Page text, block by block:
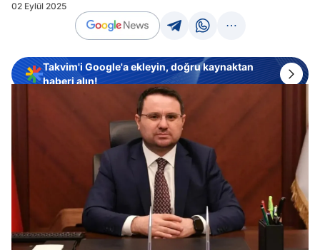
02 Eylül 2025
Takvim'i Google'a ekleyin, doğru kaynaktan
haberi alın!